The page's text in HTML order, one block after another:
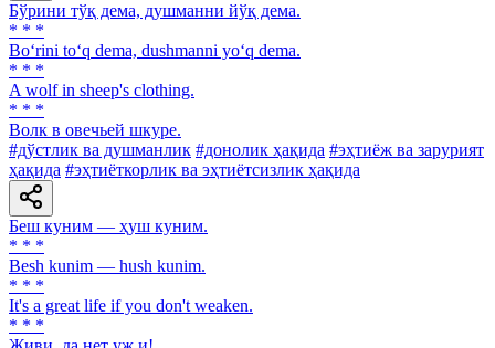
Бўрини тўқ дема, душманни йўқ дема.
* * *
Bo‘rini to‘q dema, dushmanni yo‘q dema.
* * *
A wolf in sheep's clothing.
* * *
Волк в овечьей шкуре.
#дўстлик ва душманлик #донолик ҳақида #эҳтиёж ва зарурият
ҳақида #эҳтиёткорлик ва эҳтиётсизлик ҳақида
Беш куним — ҳуш куним.
* * *
Besh kunim — hush kunim.
* * *
It's a great life if you don't weaken.
* * *